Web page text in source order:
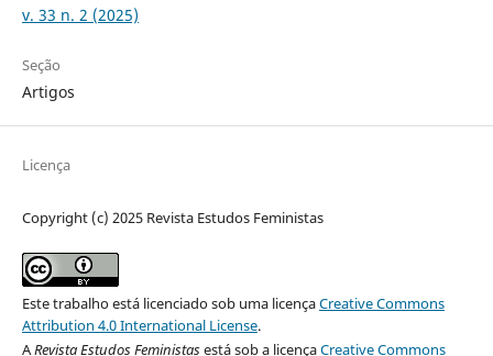
v. 33 n. 2 (2025)
Seção
Artigos
Licença
Copyright (c) 2025 Revista Estudos Feministas
Este trabalho está licenciado sob uma licençaCreative Commons
Attribution 4.0 International License.
ARevista Estudos Feministasestá sob a licençaCreative Commons